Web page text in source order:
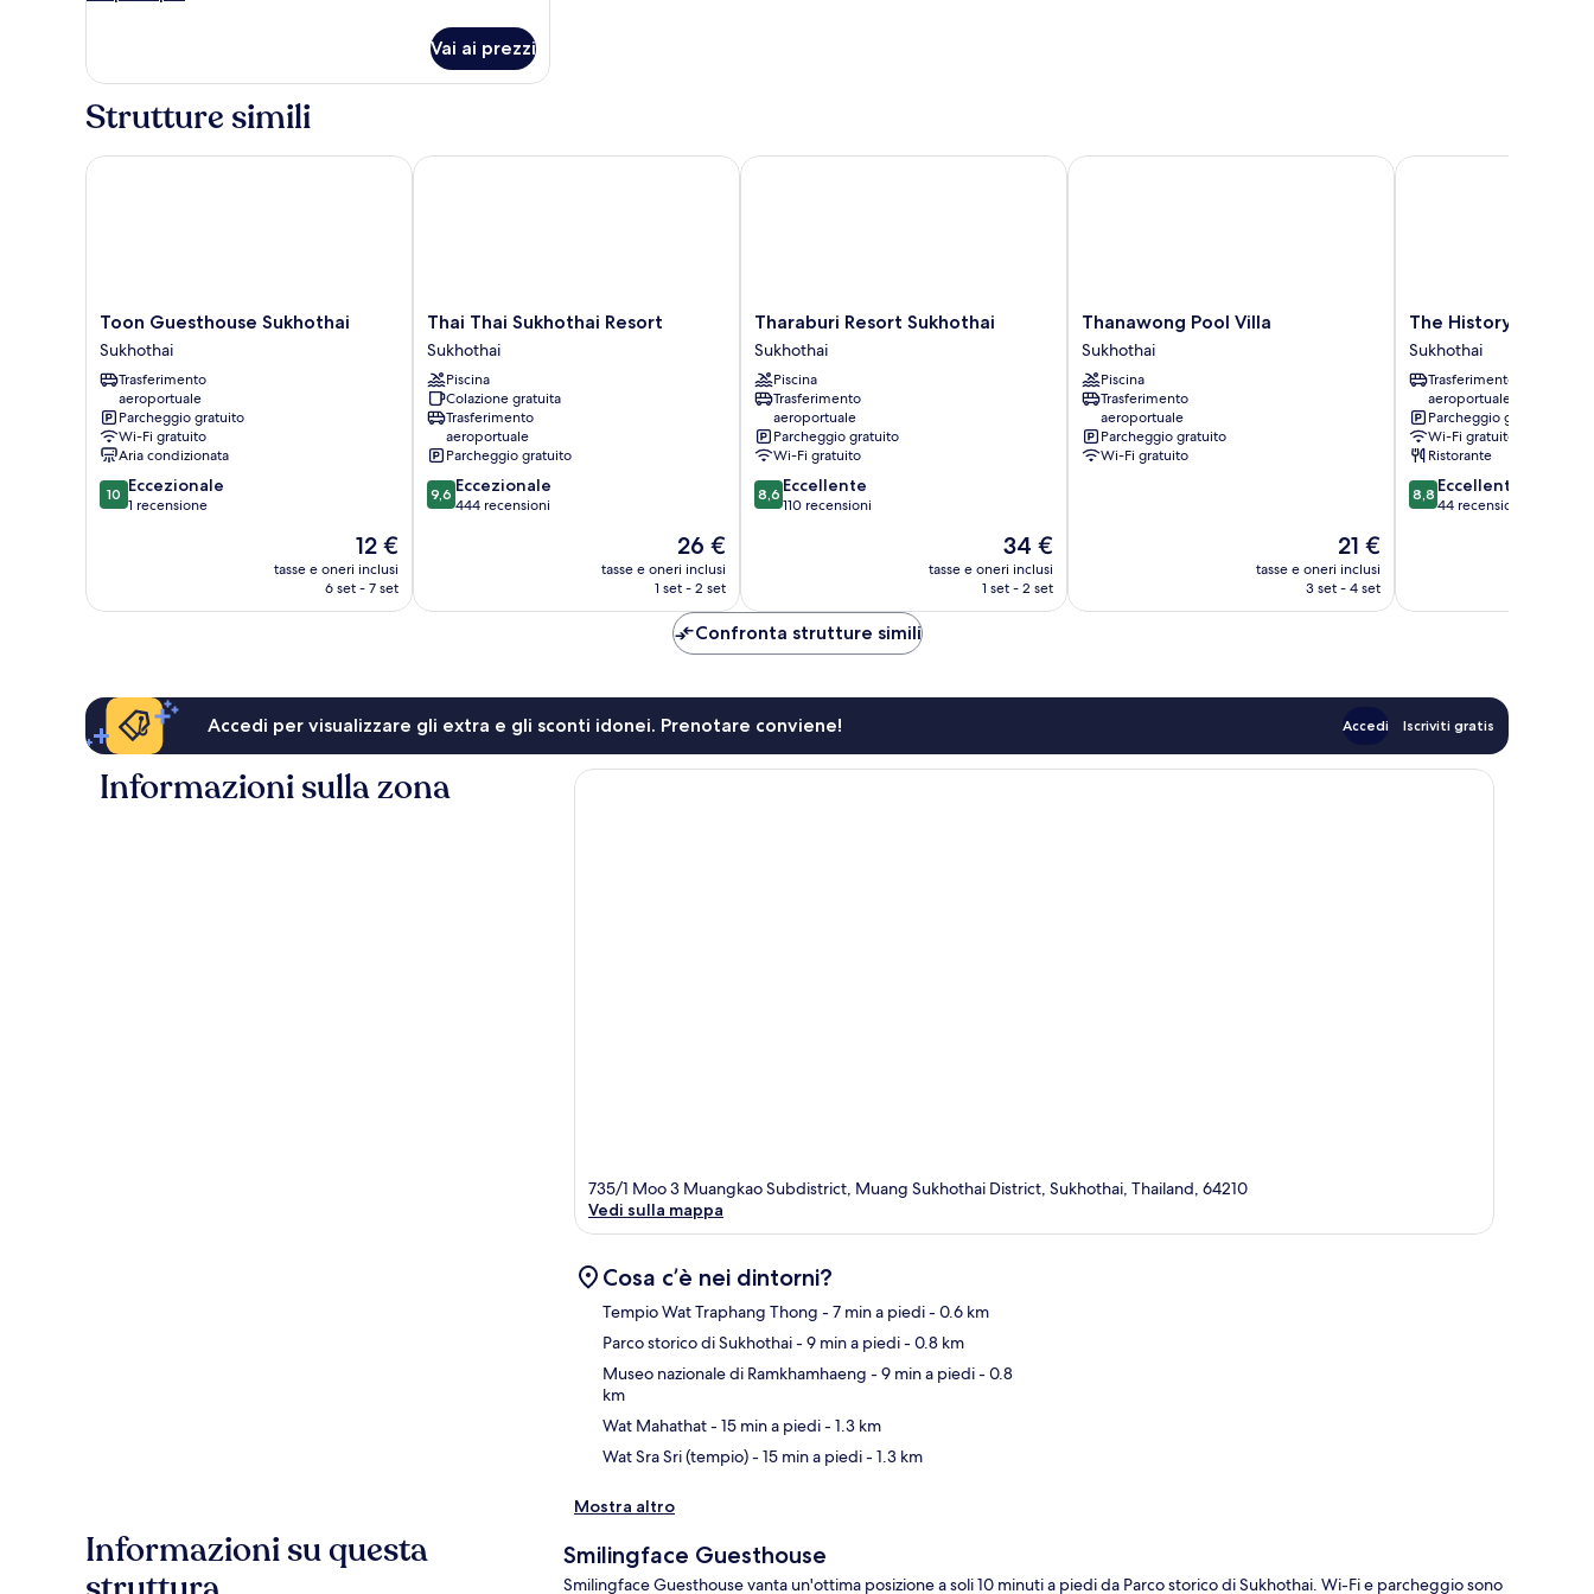
letto
condiviso
Standard,
letto
bagno
Vai ai prezzi
Strutture simili
Toon
Guesthouse
Sukhothai
Sukhothai
Toon Guesthouse Sukhothai
Sukhothai
Trasferimento
aeroportuale
Parcheggio gratuito
Wi-Fi gratuito
Aria condizionata
10.0
su
10 Eccezionale
1 recensione
Il
prezzo
attuale
12 €
tasse e oneri inclusi
6 set - 7 set
Toon Guesthouse Sukhothai
Thai
Thai
Sukhothai
Resort
Sukhothai
Thai Thai Sukhothai Resort
Sukhothai
Piscina
Colazione gratuita
Trasferimento
aeroportuale
Parcheggio gratuito
9.6
su
9,6 Eccezionale
444 recensioni
Il
prezzo
attuale
26 €
26 €
tasse e oneri inclusi
1 set - 2 set
Thai Thai Sukhothai Resort
Tharaburi
Resort
Sukhothai
Sukhothai
Tharaburi Resort Sukhothai
Sukhothai
Piscina
Trasferimento
aeroportuale
Parcheggio gratuito
Wi-Fi gratuito
8.6
su
8,6 Eccellente
110 recensioni
Il
prezzo
attuale
34 €
tasse e oneri inclusi
1 set - 2 set
Tharaburi Resort Sukhothai
Thanawong
Pool
Villa
Sukhothai
Thanawong Pool Villa
Sukhothai
Piscina
Trasferimento
aeroportuale
Parcheggio gratuito
Wi-Fi gratuito
Il
prezzo
attuale
21 €
tasse e oneri inclusi
3 set - 4 set
Thanawong Pool Villa
The
History
Cafe'
&
Guesthouse
Sukhothai
The History Cafe' &
Sukhothai
Trasferimento
aeroportuale
Parcheggio gratuito
Wi-Fi gratuito
Ristorante
8.8
su
8,8 Eccellente
44 recensioni
The History Cafe' &
Confronta strutture simili
Accedi per visualizzare gli extra e gli sconti idonei. Prenotare conviene! Accedi Iscriviti gratis
Informazioni sulla zona
735/1 Moo 3 Muangkao Subdistrict, Muang Sukhothai District, Sukhothai, Thailand, 64210
Vedi sulla mappa
Cosa c’è nei dintorni?
Tempio Wat Traphang Thong - 7 min a piedi- 0.6 km
Parco storico di Sukhothai- 9 min a piedi- 0.8 km
Museo nazionale di Ramkhamhaeng - 9 min a piedi- 0.8
km
Wat Mahathat- 15 min a piedi- 1.3 km
Wat Sra Sri (tempio)- 15 min a piedi- 1.3 km
Mostra altro
Informazioni su questa
Smilingface Guesthouse
Smilingface Guesthouse vanta un'ottima posizione a soli 10 minuti a piedi da Parco storico di Sukhothai. Wi-Fi e parcheggio sono